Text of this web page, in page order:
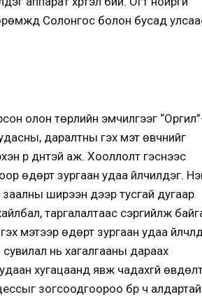
Солонгос болон бусад
олон төрлийн эмчилгээг
судасны, даралтны гэх мэт өвчнийг
үр дүнтэй аж. Хооллолт гэснээс
өдөрт зургаан удаа үйлчилдэг.
заалны ширээн дээр тусгай дугаар
таргалалтаас сэргийлж
мэтээр өдөрт зургаан удаа
нь хагалгааны дараах
удаан хугацаанд явж чадахгүй
зогсоодгоороо бүр ч алдартай